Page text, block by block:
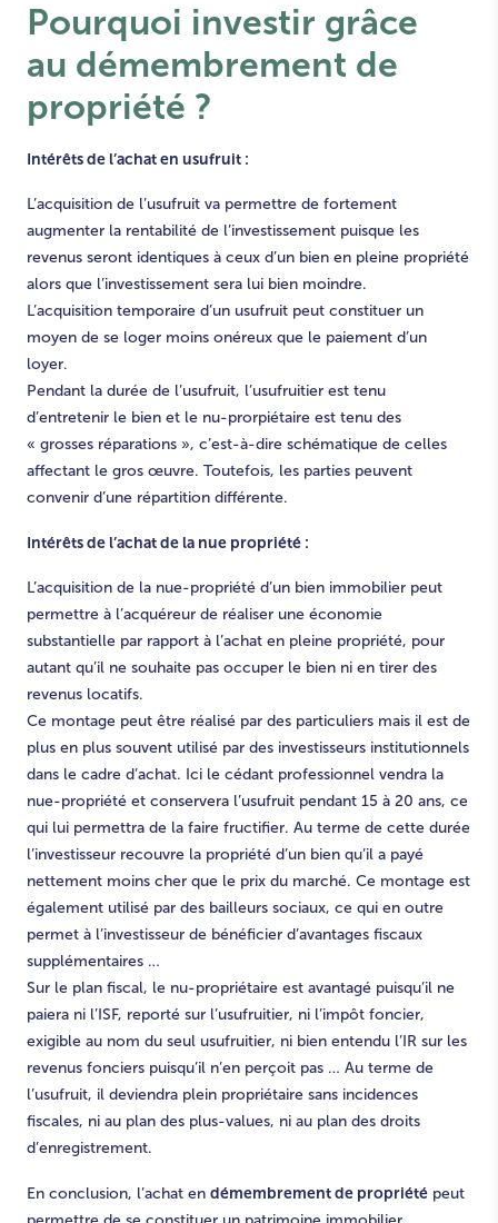
Pourquoi investir grâce
au démembrement de
propriété ?
Intérêts de l’achat en usufruit :
L’acquisition de l’usufruit va permettre de fortement
augmenter la rentabilité de l’investissement puisque les
revenus seront identiques à ceux d’un bien en pleine propriété
alors que l’investissement sera lui bien moindre.
L’acquisition temporaire d’un usufruit peut constituer un
moyen de se loger moins onéreux que le paiement d’un
loyer.
Pendant la durée de l’usufruit, l’usufruitier est tenu
d’entretenir le bien et le nu-prorpiétaire est tenu des
« grosses réparations », c’est-à-dire schématique de celles
affectant le gros œuvre. Toutefois, les parties peuvent
convenir d’une répartition différente.
Intérêts de l’achat de la nue propriété :
L’acquisition de la nue-propriété d’un bien immobilier peut
permettre à l’acquéreur de réaliser une économie
substantielle par rapport à l’achat en pleine propriété, pour
autant qu’il ne souhaite pas occuper le bien ni en tirer des
revenus locatifs.
Ce montage peut être réalisé par des particuliers mais il est de
plus en plus souvent utilisé par des investisseurs institutionnels
dans le cadre d’achat. Ici le cédant professionnel vendra la
nue-propriété et conservera l’usufruit pendant 15 à 20 ans, ce
qui lui permettra de la faire fructifier. Au terme de cette durée
l’investisseur recouvre la propriété d’un bien qu’il a payé
nettement moins cher que le prix du marché. Ce montage est
également utilisé par des bailleurs sociaux, ce qui en outre
permet à l’investisseur de bénéficier d’avantages fiscaux
supplémentaires …
Sur le plan fiscal, le nu-propriétaire est avantagé puisqu’il ne
paiera ni l’ISF, reporté sur l’usufruitier, ni l’impôt foncier,
exigible au nom du seul usufruitier, ni bien entendu l’IR sur les
revenus fonciers puisqu’il n’en perçoit pas … Au terme de
l’usufruit, il deviendra plein propriétaire sans incidences
fiscales, ni au plan des plus-values, ni au plan des droits
d’enregistrement.
En conclusion, l’achat en démembrement de propriété peut